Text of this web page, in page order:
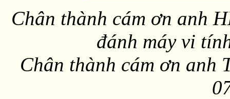
Chân thành cám ơn anh
đánh máy vi
Chân thành cám ơn anh